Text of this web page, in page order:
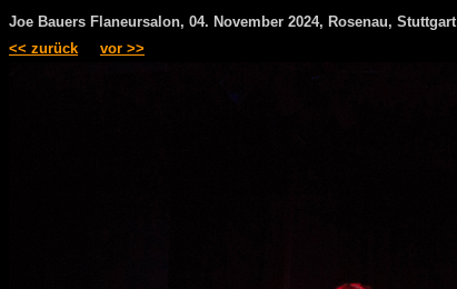
Joe Bauers Flaneursalon, 04. November 2024, Rosenau, Stuttgart
<< zurück
vor >>